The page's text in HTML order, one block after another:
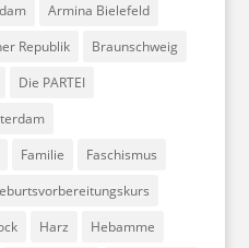
Armina Bielefeld
Republik
Braunschweig
Die PARTEI
Familie
Faschismus
Harz
Hebamme